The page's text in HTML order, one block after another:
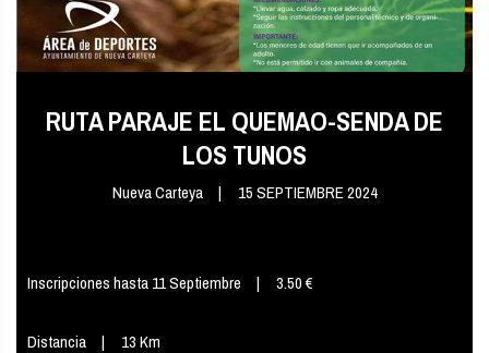
RUTA PARAJE EL QUEMAO-SENDA DE
LOS TUNOS
Nueva Carteya 15 SEPTIEMBRE 2024
Inscripciones hasta 11 Septiembre 3.50 €
Distancia 13 Km